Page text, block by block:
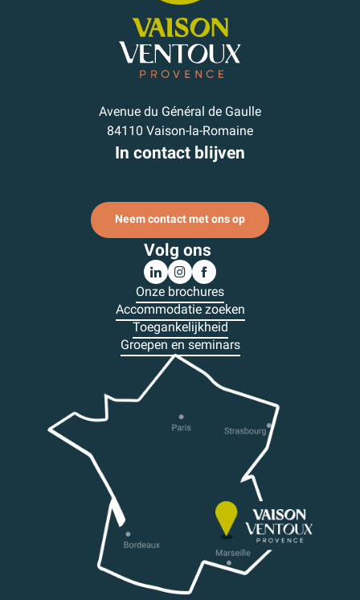
Avenue du Général de Gaulle
84110 Vaison-la-Romaine
In contact blijven
Neem contact met ons op
Volg ons
Onze brochures
Accommodatie zoeken
Toegankelijkheid
Groepen en seminars